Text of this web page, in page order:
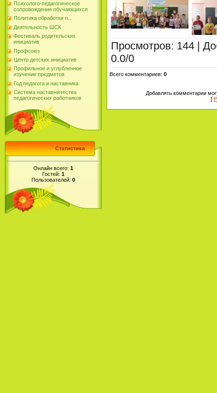
Психолого-педагогическое
сопровождение обучающихся
Политика обработки п...
Деятельность ШСК
Фестиваль родительских
инициатив
Профсоюз
Центр детских инициатив
Профильное и углубленное
изучение предметов
Год педагога и наставника
Система наставничества
педагогических работников
Статистика
Онлайн всего: 1
Гостей: 1
Пользователей: 0
Просмотров: 144 |
0.0/0
Всего комментариев: 0
Добавлять комментарии
[